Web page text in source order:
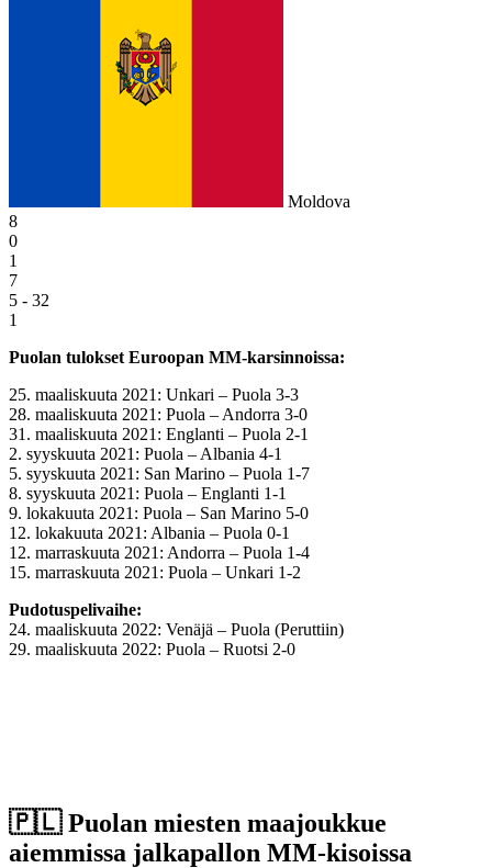
Moldova
8
0
1
7
5 - 32
1
Puolan tulokset Euroopan MM-karsinnoissa:
25. maaliskuuta 2021: Unkari – Puola 3-3
28. maaliskuuta 2021: Puola – Andorra 3-0
31. maaliskuuta 2021: Englanti – Puola 2-1
2. syyskuuta 2021: Puola – Albania 4-1
5. syyskuuta 2021: San Marino – Puola 1-7
8. syyskuuta 2021: Puola – Englanti 1-1
9. lokakuuta 2021: Puola – San Marino 5-0
12. lokakuuta 2021: Albania – Puola 0-1
12. marraskuuta 2021: Andorra – Puola 1-4
15. marraskuuta 2021: Puola – Unkari 1-2
Pudotuspelivaihe:
24. maaliskuuta 2022: Venäjä – Puola (Peruttiin)
29. maaliskuuta 2022: Puola – Ruotsi 2-0
🇵🇱​ Puolan miesten maajoukkue
aiemmissa jalkapallon MM-kisoissa